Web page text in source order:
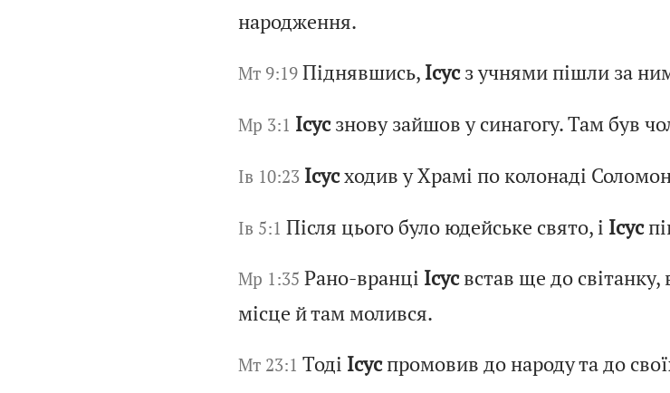
народження.
Мт 9:19 Піднявшись, Ісусз учнями пішли за
Мр 3:1 Ісусзнову зайшов у синагогу. Там був
Ів 10:23 Ісусходив у Храмі по колонаді
Ів 5:1 Після цього було юдейське свято, і Ісус
Мр 1:35 Рано-вранці Ісусвстав ще до
місце й там молився.
Мт 23:1 Тоді Ісуспромовив до народу та до